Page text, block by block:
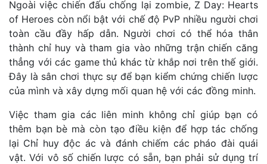
Ngoài việc chiến đấu chống lại zombie, Z Day: Hearts
of Heroes còn nổi bật với chế độ PvP nhiều người chơi
toàn cầu đầy hấp dẫn. Người chơi có thể hóa thân
thành chỉ huy và tham gia vào những trận chiến căng
thẳng với các game thủ khác từ khắp nơi trên thế giới.
Đây là sân chơi thực sự để bạn kiểm chứng chiến lược
của mình và xây dựng mối quan hệ với các đồng minh.
Việc tham gia các liên minh không chỉ giúp bạn có
thêm bạn bè mà còn tạo điều kiện để hợp tác chống
lại Chỉ huy độc ác và đánh chiếm các pháo đài quái
vật. Với vô số chiến lược có sẵn, bạn phải sử dụng trí